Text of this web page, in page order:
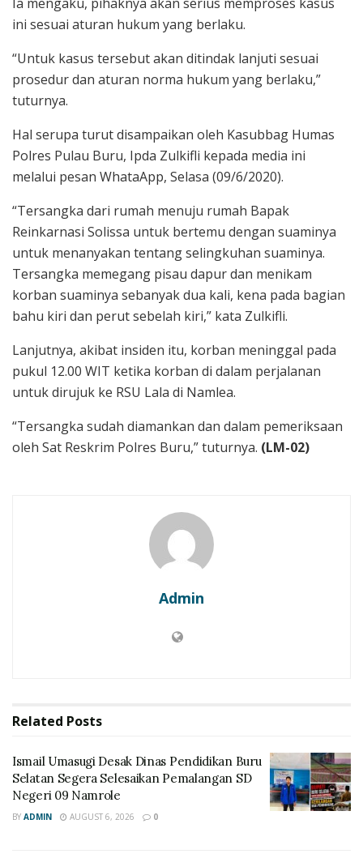
Ia mengaku, pihaknya akan serius memproses kasus
ini sesuai aturan hukum yang berlaku.
“Untuk kasus tersebut akan ditindak lanjuti sesuai
prosedur dan aturan norma hukum yang berlaku,”
tuturnya.
Hal serupa turut disampaikan oleh Kasubbag Humas
Polres Pulau Buru, Ipda Zulkifli kepada media ini
melalui pesan WhataApp, Selasa (09/6/2020).
“Tersangka dari rumah menuju rumah Bapak
Reinkarnasi Solissa untuk bertemu dengan suaminya
untuk menanyakan tentang selingkuhan suaminya.
Tersangka memegang pisau dapur dan menikam
korban suaminya sebanyak dua kali, kena pada bagian
bahu kiri dan perut sebelah kiri,” kata Zulkifli.
Lanjutnya, akibat insiden itu, korban meninggal pada
pukul 12.00 WIT ketika korban di dalam perjalanan
untuk dirujuk ke RSU Lala di Namlea.
“Tersangka sudah diamankan dan dalam pemeriksaan
oleh Sat Reskrim Polres Buru,” tuturnya. (LM-02)
Admin
Related Posts
Ismail Umasugi Desak Dinas Pendidikan Buru
Selatan Segera Selesaikan Pemalangan SD
Negeri 09 Namrole
BY ADMIN AUGUST 6, 2026 0